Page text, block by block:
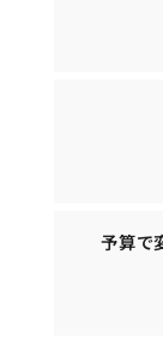
予算で